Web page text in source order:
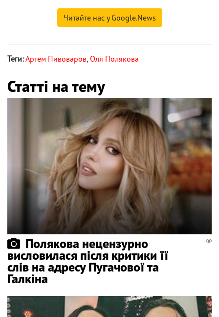
Читайте нас у Google.News
Теги:Артем Пивоваров, Оля Полякова
Статті на тему
Полякова нецензурно
висловилася після критики її
слів на адресу Пугачової та
Галкіна